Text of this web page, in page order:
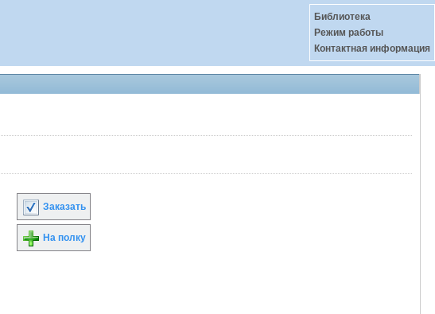
Библиотека
Режим работы
Контактная информация
Заказать
На полку